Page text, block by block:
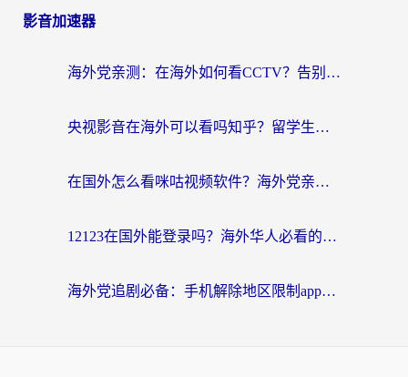
影音加速器
海外党亲测：在海外如何看CCTV？告别“仅限大陆播放”的实用指南
央视影音在海外可以看吗知乎？留学生亲测：3步解决地域限制+追剧自由
在国外怎么看咪咕视频软件？海外党亲测有效的回国加速方案
12123在国外能登录吗？海外华人必看的回国加速实用指南
海外党追剧必备：手机解除地区限制app怎么选？解决央视视频&国内剧地区限制全指南